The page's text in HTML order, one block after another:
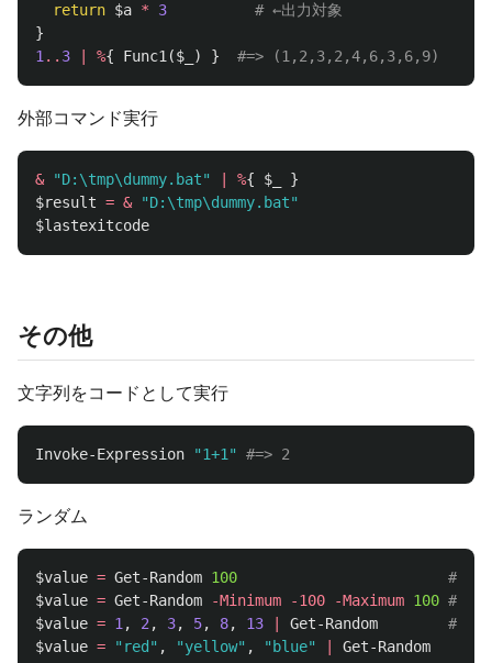
return $a * 3
# ←出力対象
}
1 .. 3 %{ Func1 ($_ ) } #=> (1,2,3,2,4,6,3,6,9)
外部コマンド実行
& "D:\tmp\dummy.bat" %{ $_
}
$result = &
"D:\tmp\dummy.bat"
$lastexitcode
その他
文字列をコードとして実行
Invoke-Expression "1+1" #=> 2
ランダム
$value = Get-Random 100
# 0～
$value = Get-Random -Minimum -100 -Maximum 100 # -
$value = 1 , 2 , 3, 5, 8, 13 Get-Random
# 選
$value = "red" , "yellow" , "blue"
Get-Random